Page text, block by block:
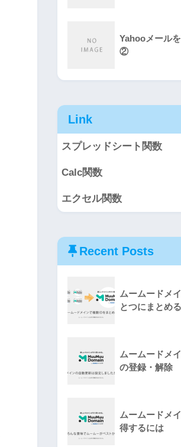
Yahooメール
②
Link
スプレッドシート関数
Calc関数
エクセル関数
Recent Posts
ムームードメ
とつにまとめ
ムームードメ
の登録・解除
ムームードメ
得するには